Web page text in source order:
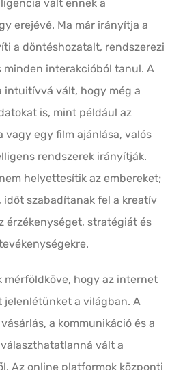
vált ennek a
erejévé. Ma már irányítja a
a döntéshozatalt, rendszerezi
minden interakcióból tanul. A
intuitívvá vált, hogy még a
is, mint például az
vagy egy film ajánlása, valós
rendszerek irányítják.
helyettesítik az embereket;
időt szabadítanak fel a kreatív
érzékenységet, stratégiát és
mérföldköve, hogy az internet
jelenlétünket a világban. A
a kommunikáció és a
vált a
Az online platformok központi